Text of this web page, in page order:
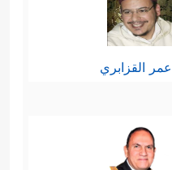
عمر القزابري